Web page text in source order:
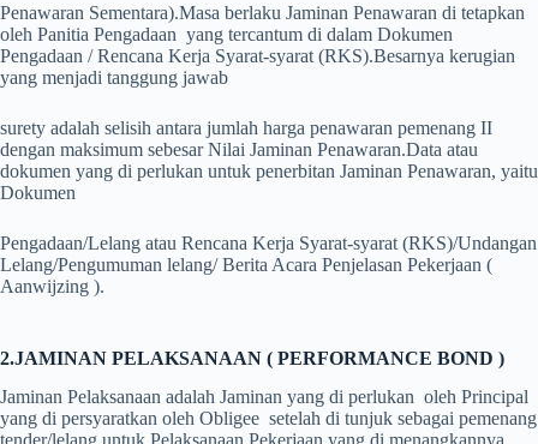
Penawaran Sementara).Masa berlaku Jaminan Penawaran di tetapkan
oleh Panitia Pengadaan yang tercantum di dalam Dokumen
Pengadaan / Rencana Kerja Syarat-syarat (RKS).Besarnya kerugian
yang menjadi tanggung jawab
surety adalah selisih antara jumlah harga penawaran pemenang II
dengan maksimum sebesar Nilai Jaminan Penawaran.Data atau
dokumen yang di perlukan untuk penerbitan Jaminan Penawaran, yaitu
Dokumen
Pengadaan/Lelang atau Rencana Kerja Syarat-syarat (RKS)/Undangan
Lelang/Pengumuman lelang/ Berita Acara Penjelasan Pekerjaan (
Aanwijzing ).
2.JAMINAN PELAKSANAAN ( PERFORMANCE BOND )
Jaminan Pelaksanaan adalah Jaminan yang di perlukan oleh Principal
yang di persyaratkan oleh Obligee setelah di tunjuk sebagai pemenang